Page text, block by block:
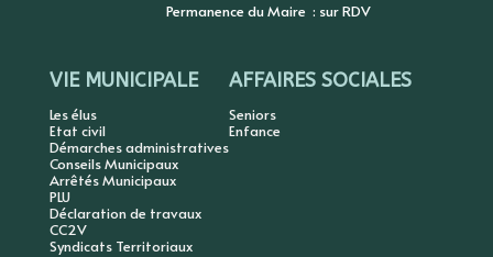
Permanence du Maire : sur RDV
VIE MUNICIPALE
Les élus
Etat civil
Démarches administratives
Conseils Municipaux
Arrêtés Municipaux
PLU
Déclaration de travaux
CC2V
Syndicats Territoriaux
AFFAIRES SOCIALES
Seniors
Enfance